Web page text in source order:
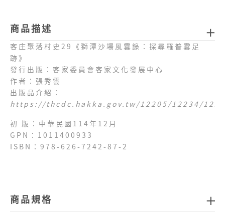
商品描述
客庄聚落村史29《獅潭沙場風雲錄：探尋羅普雲足
跡》
發行出版：客家委員會客家文化發展中心
作者：張秀雲
出版品介紹：
https://thcdc.hakka.gov.tw/12205/12234/
初 版：中華民國114年12月
GPN：1011400933
ISBN：978-626-7242-87-2
商品規格